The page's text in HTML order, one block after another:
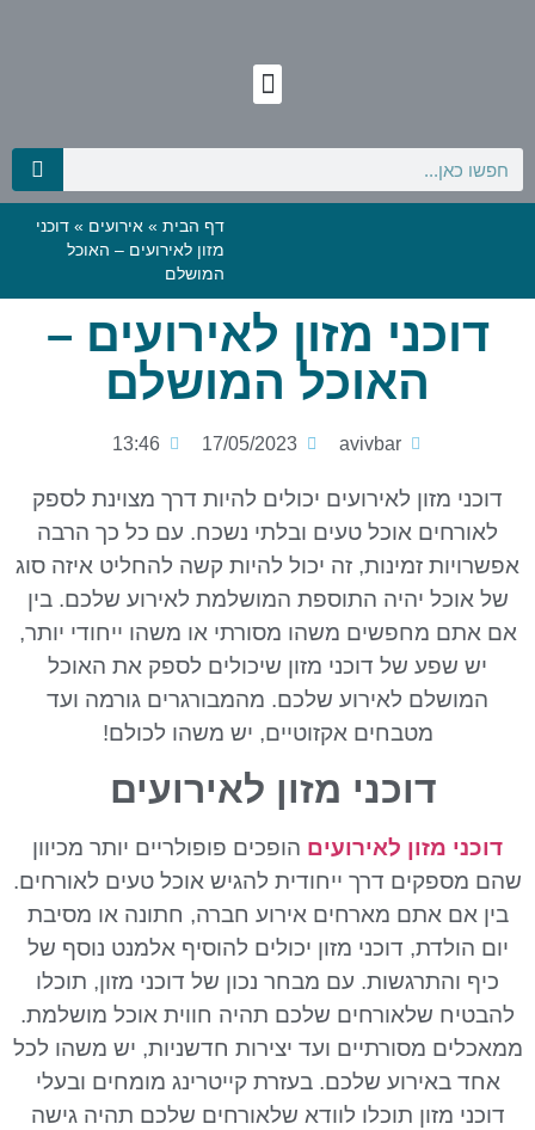
דף הבית » אירועים » דוכני
מזון לאירועים – האוכל
המושלם
דוכני מזון לאירועים –
האוכל המושלם
avivbar
17/05/2023
13:46
דוכני מזון לאירועים יכולים להיות דרך מצוינת לספק
לאורחים אוכל טעים ובלתי נשכח. עם כל כך הרבה
אפשרויות זמינות, זה יכול להיות קשה להחליט איזה סוג
של אוכל יהיה התוספת המושלמת לאירוע שלכם. בין
אם אתם מחפשים משהו מסורתי או משהו ייחודי יותר,
יש שפע של דוכני מזון שיכולים לספק את האוכל
המושלם לאירוע שלכם. מהמבורגרים גורמה ועד
מטבחים אקזוטיים, יש משהו לכולם!
דוכני מזון לאירועים
דוכני מזון לאירועים הופכים פופולריים יותר מכיוון
שהם מספקים דרך ייחודית להגיש אוכל טעים לאורחים.
בין אם אתם מארחים אירוע חברה, חתונה או מסיבת
יום הולדת, דוכני מזון יכולים להוסיף אלמנט נוסף של
כיף והתרגשות. עם מבחר נכון של דוכני מזון, תוכלו
להבטיח שלאורחים שלכם תהיה חווית אוכל מושלמת.
ממאכלים מסורתיים ועד יצירות חדשניות, יש משהו לכל
אחד באירוע שלכם. בעזרת קייטרינג מומחים ובעלי
דוכני מזון תוכלו לוודא שלאורחים שלכם תהיה גישה